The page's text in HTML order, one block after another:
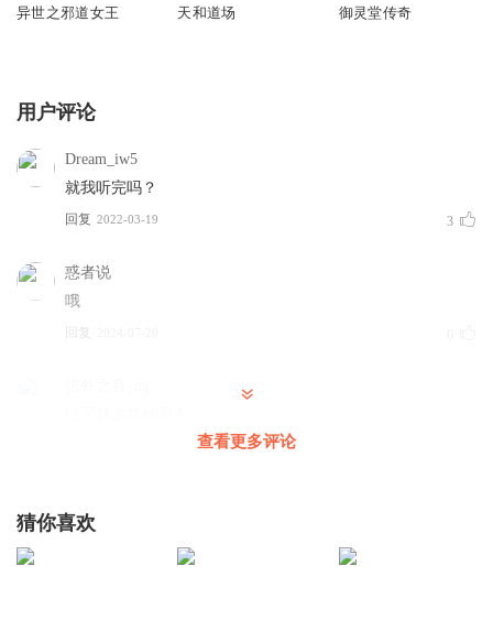
异世之邪道女王 天和道场 御灵堂传奇
用户评论
Dream_iw5
就我听完吗？
回复 2022-03-19 3
惑者说
哦
回复
听完了，留个印
查看更多评论
猜你喜欢